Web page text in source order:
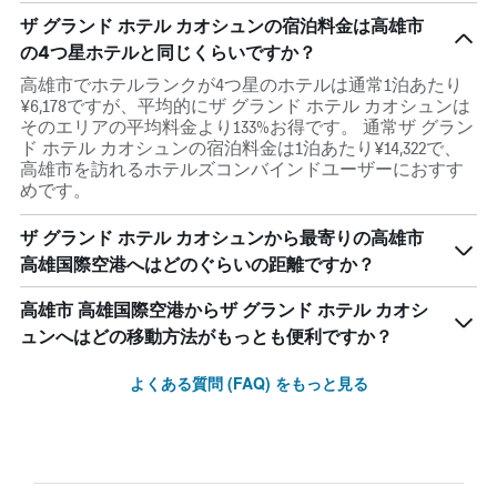
ザ グランド ホテル カオシュンの宿泊料金は高雄市
の4つ星ホテルと同じくらいですか？
高雄市でホテルランクが4つ星のホテルは通常1泊あたり
¥6,178ですが、平均的にザ グランド ホテル カオシュンは
そのエリアの平均料金より133%お得です。 通常ザ グラン
ド ホテル カオシュンの宿泊料金は1泊あたり¥14,322で、
高雄市を訪れるホテルズコンバインドユーザーにおすす
めです。
ザ グランド ホテル カオシュンから最寄りの高雄市
高雄国際空港へはどのぐらいの距離ですか？
高雄市 高雄国際空港からザ グランド ホテル カオシ
ュンへはどの移動方法がもっとも便利ですか？
よくある質問 (FAQ) をもっと見る